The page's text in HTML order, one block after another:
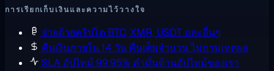
การเรียกเก็บเงินและความไว้วางใจ
จ่ายด้วยคริปโต BTC, XMR, USDT และอื่นๆ
คืนเงินภายใน 14 วัน คืนเต็มจำนวน ไม่ถามเหตุผล
SLA อัปไทม์ 99.95% คำมั่นด้านอัปไทม์ของเรา